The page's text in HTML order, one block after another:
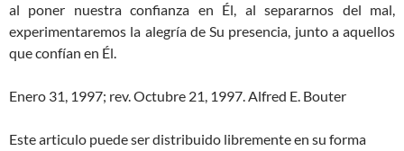
al poner nuestra confianza en Él, al separarnos del mal,
experimentaremos la alegría de Su presencia, junto a aquellos
que confían en Él.
Enero 31, 1997; rev. Octubre 21, 1997. Alfred E. Bouter
Este articulo puede ser distribuido libremente en su forma